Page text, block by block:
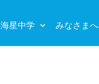
海星中学 みなさまへ